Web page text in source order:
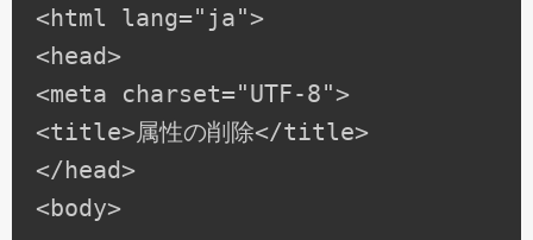
<html lang="ja">
<head>
<meta charset="UTF-8">
<title>属性の削除</title>
</head>
<body>